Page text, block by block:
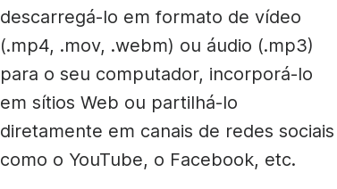
descarregá-lo em formato de vídeo
(.mp4, .mov, .webm) ou áudio (.mp3)
para o seu computador, incorporá-lo
em sítios Web ou partilhá-lo
diretamente em canais de redes sociais
como o YouTube, o Facebook, etc.